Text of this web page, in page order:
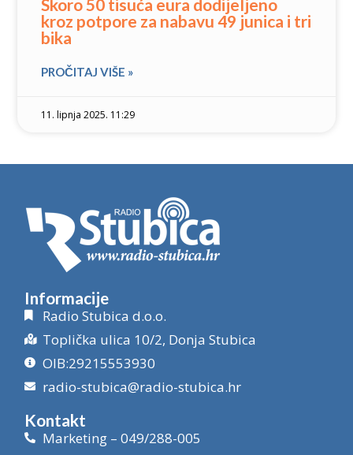
Skoro 50 tisuća eura dodijeljeno
kroz potpore za nabavu 49 junica i tri
bika
PROČITAJ VIŠE »
11. lipnja 2025. 11:29
Informacije
Radio Stubica d.o.o.
Toplička ulica 10/2, Donja Stubica
OIB:29215553930
radio-stubica@radio-stubica.hr
Kontakt
Marketing – 049/288-005